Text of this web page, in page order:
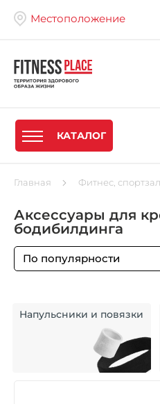
Местоположение
КАТАЛОГ
Главная Фитнес, спортзал
Аксессуары для
бодибилдинга
По популярности
Напульсники и повязки